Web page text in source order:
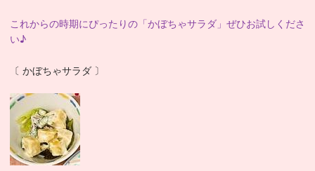
これからの時期にぴったりの「かぼちゃサラダ」ぜひお試しくださ
い♪
〔 かぼちゃサラダ 〕